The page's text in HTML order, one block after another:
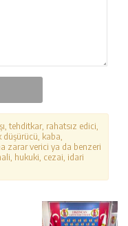
tehditkar, rahatsız edici,
düşürücü, kaba,
zarar verici ya da benzeri
hukuki, cezai, idari